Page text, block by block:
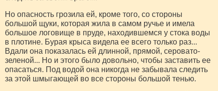
Но опасность грозила ей, кроме того, со стороны
большой щуки, которая жила в самом ручье и имела
большое логовище в пруде, находившемся у стока воды
в плотине. Бурая крыса видела ее всего только раз...
Вдали она показалась ей длинной, прямой, серовато-
зеленой... Но и этого было довольно, чтобы заставить ее
опасаться. Под водой она никогда не забывала следить
за этой шмыгающей во все стороны большой тенью.